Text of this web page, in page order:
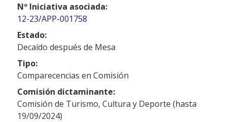
Nº Iniciativa asociada:
12-23/APP-001758
Estado:
Decaído después de Mesa
Tipo:
Comparecencias en Comisión
Comisión dictaminante:
Comisión de Turismo, Cultura y Deporte (hasta
19/09/2024)